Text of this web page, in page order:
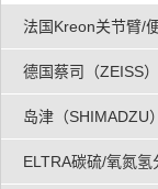
法国Kreon关节臂/
德国蔡司（ZEISS
岛津（SHIMADZU
ELTRA碳硫/氧氮氢